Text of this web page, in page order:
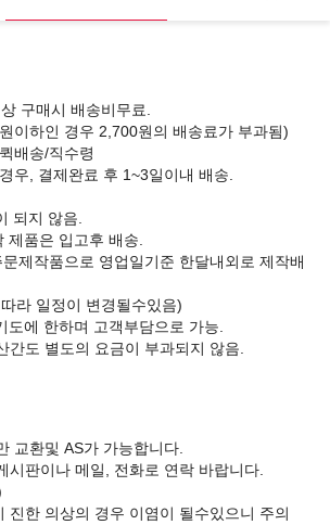
구매시 배송비무료.
이하인 경우 2,700원의 배송료가 부과됨)
배송/직수령
우, 결제완료 후 1~3일이내 배송.
되지 않음.
제품은 입고후 배송.
제작품으로 영업일기준 한달내외로 제작배
라 일정이 변경될수있음)
도에 한하며 고객부담으로 가능.
교환및 AS가 가능합니다.
시판이나 메일, 전화로 연락 바랍니다.
진한 의상의 경우 이염이 될수있으니 주의